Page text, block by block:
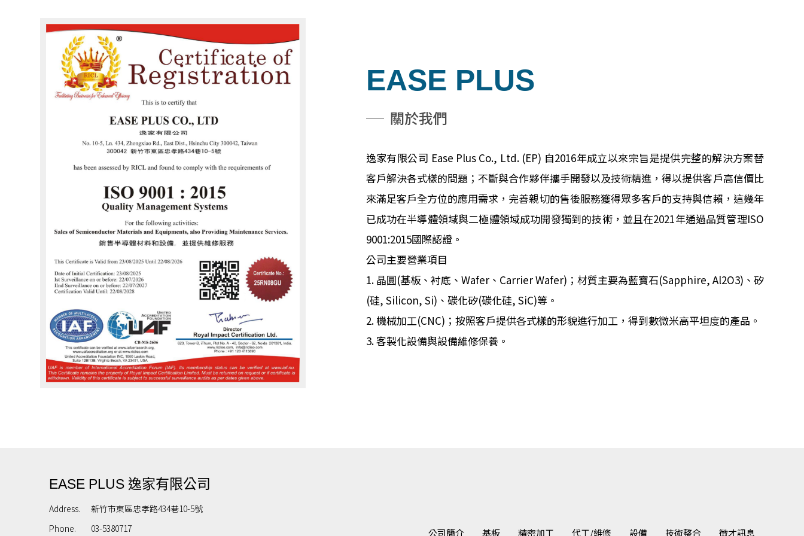
EASE PLUS
關於我們
逸家有限公司 Ease Plus Co., Ltd. (EP) 自2016年成立以來宗旨是提供完整的解決方案替
客戶解決各式樣的問題；不斷與合作夥伴攜手開發以及技術精進，得以提供客戶高信價比
來滿足客戶全方位的應用需求，完善親切的售後服務獲得眾多客戶的支持與信賴，這幾年
已成功在半導體領域與二極體領域成功開發獨到的技術，並且在2021年通過品質管理ISO
9001:2015國際認證。
公司主要營業項目
1. 晶圓(基板、衬底、Wafer、Carrier Wafer)；材質主要為藍寶石(Sapphire, Al2O3)、矽
(硅, Silicon, Si)、碳化矽(碳化硅, SiC)等。
2. 機械加工(CNC)；按照客戶提供各式樣的形貌進行加工，得到數微米高平坦度的產品。
3. 客製化設備與設備維修保養。
EASE PLUS 逸家有限公司
Address.
新竹市東區忠孝路434巷10-5號
Phone.
03-5380717 公司簡介 基板 精密加工 代工/維修 設備 技術整合 徵才訊息